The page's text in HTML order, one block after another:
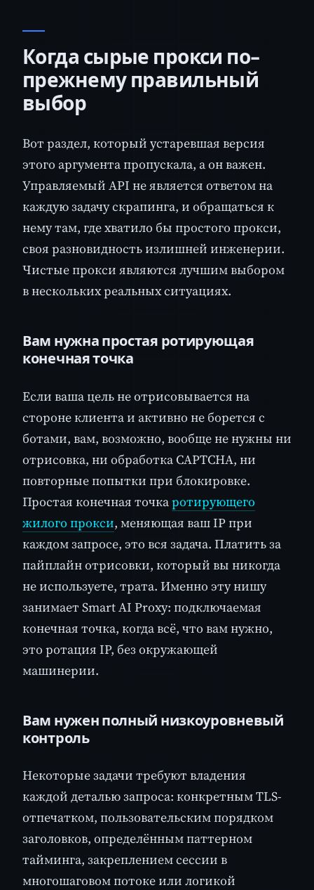
Когда сырые прокси по-
прежнему правильный
выбор
Вот раздел, который устаревшая версия
этого аргумента пропускала, а он важен.
Управляемый API не является ответом на
каждую задачу скрапинга, и обращаться к
нему там, где хватило бы простого прокси,
своя разновидность излишней инженерии.
Чистые прокси являются лучшим выбором
в нескольких реальных ситуациях.
Вам нужна простая ротирующая
конечная точка
Если ваша цель не отрисовывается на
стороне клиента и активно не борется с
ботами, вам, возможно, вообще не нужны ни
отрисовка, ни обработка CAPTCHA, ни
повторные попытки при блокировке.
Простая конечная точкаротирующего
жилого прокси, меняющая ваш IP при
каждом запросе, это вся задача. Платить за
пайплайн отрисовки, который вы никогда
не используете, трата. Именно эту нишу
занимает Smart AI Proxy: подключаемая
конечная точка, когда всё, что вам нужно,
это ротация IP, без окружающей
машинерии.
Вам нужен полный низкоуровневый
контроль
Некоторые задачи требуют владения
каждой деталью запроса: конкретным TLS-
отпечатком, пользовательским порядком
заголовков, определённым паттерном
тайминга, закреплением сессии в
многошаговом потоке или логикой